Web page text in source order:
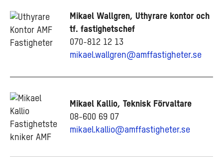
Mikael Wallgren, Uthyrare kontor och
tf. fastighetschef
070-812 12 13
mikael.wallgren@amffastigheter.se
Mikael Kallio, Teknisk Förvaltare
08-600 69 07
mikael.kallio@amffastigheter.se